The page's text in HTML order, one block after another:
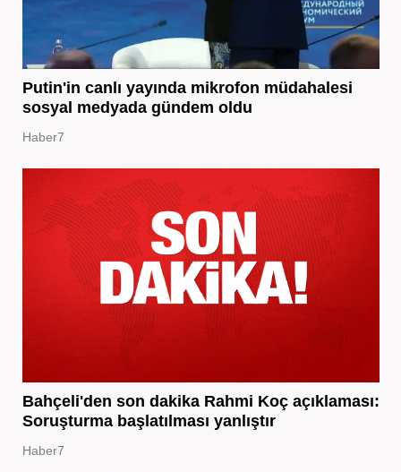
Putin'in canlı yayında mikrofon müdahalesi
sosyal medyada gündem oldu
Haber7
Bahçeli'den son dakika Rahmi Koç açıklaması:
Soruşturma başlatılması yanlıştır
Haber7